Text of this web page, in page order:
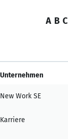
A B C
Unternehmen
New Work SE
Karriere